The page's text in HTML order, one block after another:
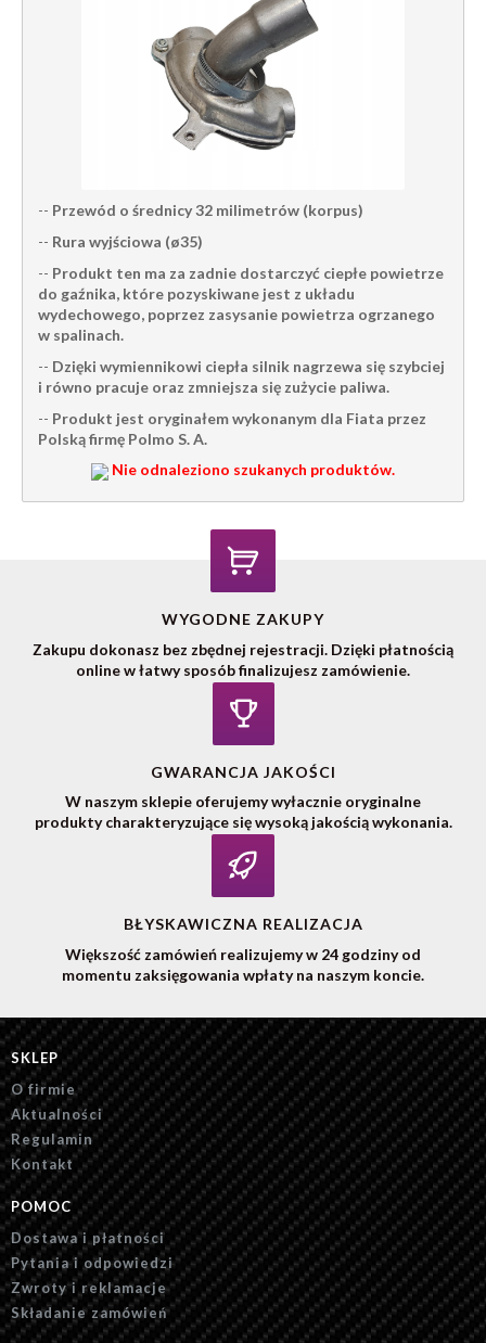
-- Przewód o średnicy 32 milimetrów (korpus)
-- Rura wyjściowa (ø35)
-- Produkt ten ma za zadnie dostarczyć ciepłe powietrze
do gaźnika, które pozyskiwane jest z układu
wydechowego, poprzez zasysanie powietrza ogrzanego
w spalinach.
-- Dzięki wymiennikowi ciepła silnik nagrzewa się szybciej
i równo pracuje oraz zmniejsza się zużycie paliwa.
-- Produkt jest oryginałem wykonanym dla Fiata przez
Polską firmę Polmo S. A.
Nie odnaleziono szukanych produktów.
WYGODNE ZAKUPY
Zakupu dokonasz bez zbędnej rejestracji. Dzięki płatnością
online w łatwy sposób finalizujesz zamówienie.
GWARANCJA JAKOŚCI
W naszym sklepie oferujemy wyłacznie oryginalne
produkty charakteryzujące się wysoką jakością wykonania.
BŁYSKAWICZNA REALIZACJA
Większość zamówień realizujemy w 24 godziny od
momentu zaksięgowania wpłaty na naszym koncie.
SKLEP
O firmie
Aktualności
Regulamin
Kontakt
POMOC
Dostawa i płatności
Pytania i odpowiedzi
Zwroty i reklamacje
Składanie zamówień